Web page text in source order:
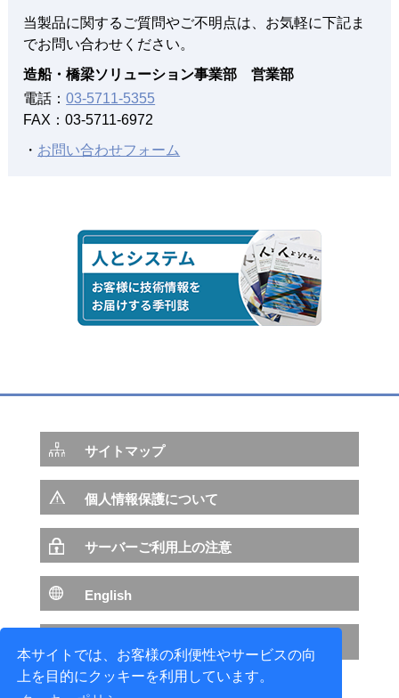
本サイトでは、お客様の利便性やサービスの向
上を目的にクッキーを利用しています。
2018年04月01日
３次元データ活用を促進する造船業界向け設計ソリューシ
ョン
「NAPA Steel-Beagleインターフェース」を提供開始
～生産検討のフロントローディングによる工期短縮・コス
ト削減の実現～
「NAPA Steel-Beagleインターフェース」を提供開始
2018年01月01日
造船業務のフロントローディングがもたらす変革
─NAPA SteelとBeagleとの連携が目指すもの─
2016年07月01日
SEA JAPAN 2016 出展報告
2015年04月01日
Beagleを利用した造船業における3D活用状況
3D船殻ビューワ Beagle View のご紹介
当製品に関するご質問やご不明点は、お気軽に下記ま
でお問い合わせください。
造船・橋梁ソリューション事業部 営業部
電話：03-5711-5355
FAX：03-5711-6972
・ お問い合わせフォーム
サイトマップ
個人情報保護について
サーバーご利用上の注意
English